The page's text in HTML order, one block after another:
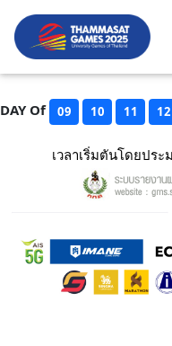
DAY Of 09 10 11 12
เวลาเริ่มตันโดยปร